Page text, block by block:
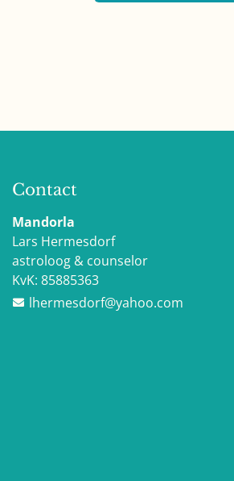
Contact
Mandorla
Lars Hermesdorf
astroloog & counselor
lhermesdorf@yahoo.com
KvK: 85885363